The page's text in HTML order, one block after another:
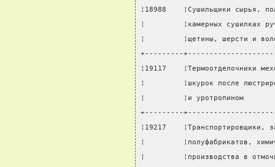
¦18988    ¦Сушильщики сырья,
¦         ¦камерных сушилках
¦         ¦щетины, шерсти
+---------
¦19117    ¦Термоотделочники
¦         ¦шкурок после
¦         ¦и
+---------
¦19217    ¦Транспортировщики,
¦         ¦полуфабрикатов,
¦         ¦производства в